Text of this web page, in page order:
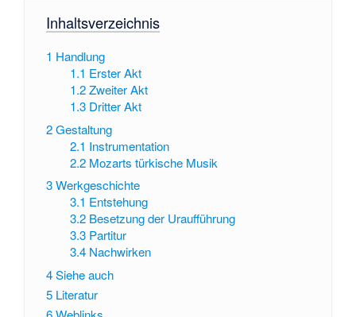
Inhaltsverzeichnis
1 Handlung
1.1 Erster Akt
1.2 Zweiter Akt
1.3 Dritter Akt
2Gestaltung
2.1 Instrumentation
2.2 Mozarts türkische Musik
3Werkgeschichte
3.1 Entstehung
3.2 Besetzung der Uraufführung
3.3 Partitur
3.4 Nachwirken
4Siehe auch
5 Literatur